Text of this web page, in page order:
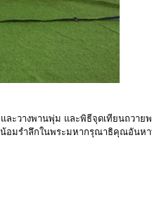
ละวางพานพุ่ม และพิธีจุดเทียนถวาย
น้อมรำลึกในพระมหากรุณาธิคุณอัน